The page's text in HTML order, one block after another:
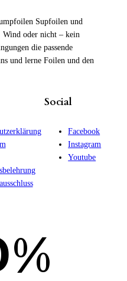
Supfoilen und
oder nicht – kein
die passende
und lerne Foilen und den
Social
Facebook
Instagram
Youtube
%